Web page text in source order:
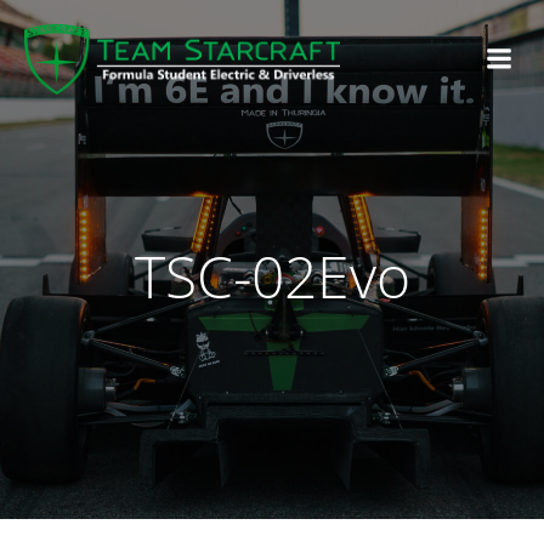
TSC-02Evo